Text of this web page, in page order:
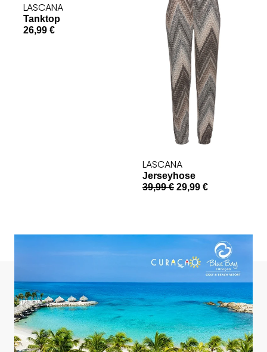
LASCANA
Tanktop
26,99 €
LASCANA
Jerseyhose
39,99 € 29,99 €